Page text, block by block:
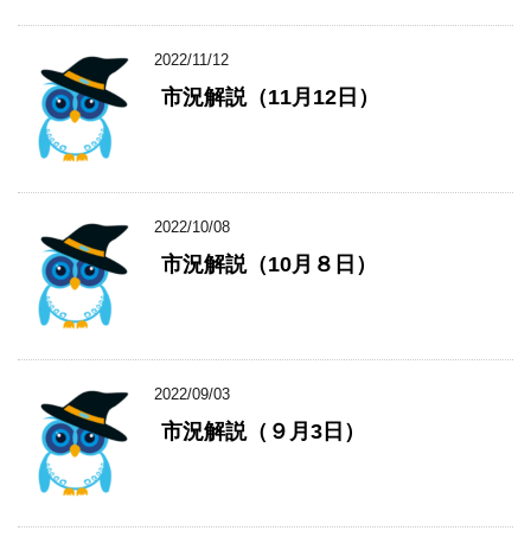
2022/11/12
市況解説（11月12日）
2022/10/08
市況解説（10月８日）
2022/09/03
市況解説（９月3日）